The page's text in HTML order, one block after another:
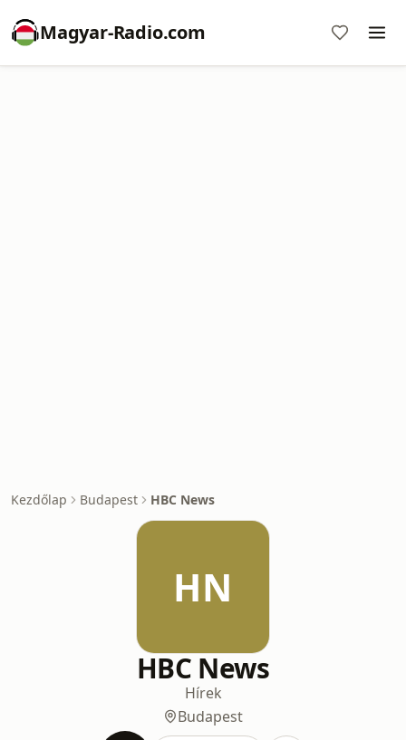
Magyar-Radio.com
Kezdőlap Budapest HBC News
HN
HBC News
Hírek
Budapest